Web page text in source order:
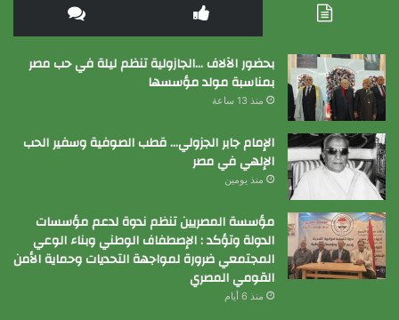
بحضور الآلاف …الجازولية تنظم ليلة في حب مصر
بمناسبة مولد مؤسسها
منذ 13 ساعة
الإمام جابر الجزولي… قطب الصوفية وسفير الحب
الإلهي في مصر
منذ يومين
مؤسسة المصريين تنظم ندوة لدعم مؤسسات
الدولة وتؤكد : الإصطفاف الوطني وبناء الوعي
المجتمعي ضرورة لمواجهة التحديات وحماية الأمن
القومي المصري
منذ 6 أيام